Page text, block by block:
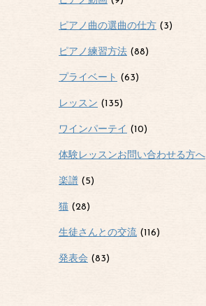
ピアノ曲の選曲の仕方 (3)
ピアノ練習方法 (88)
プライベート (63)
レッスン (135)
ワインパーテイ (10)
体験レッスンお問い合わせる方へ
楽譜 (5)
猫 (28)
生徒さんとの交流 (116)
発表会 (83)